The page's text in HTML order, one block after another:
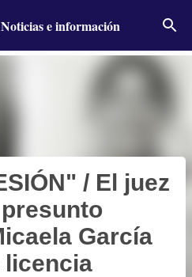
principal
e información
/ El juez
García
licencia